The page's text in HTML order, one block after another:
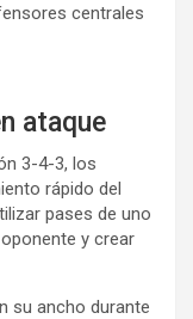
centrales
ataque
3-4-3, los
rápido del
pases de uno
y crear
su ancho durante